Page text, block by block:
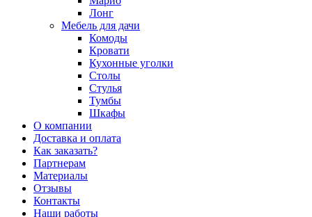
Лонг
Мебель для дачи
Комоды
Кровати
Кухонные уголки
Столы
Стулья
Тумбы
Шкафы
О компании
Доставка и оплата
Как заказать?
Партнерам
Материалы
Отзывы
Контакты
Наши работы